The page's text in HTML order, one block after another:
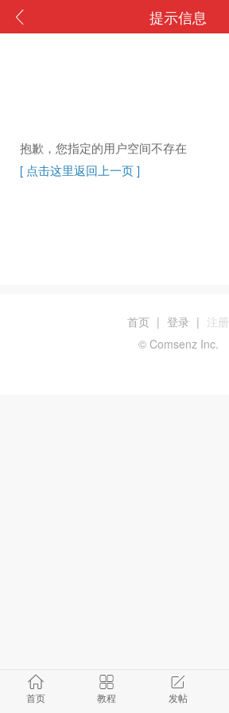
提示信息
抱歉，您指定的用户空间不存在
[ 点击这里返回上一页 ]
首页 教程 发帖
首页 | 登录 | 注册
© Comsenz Inc.